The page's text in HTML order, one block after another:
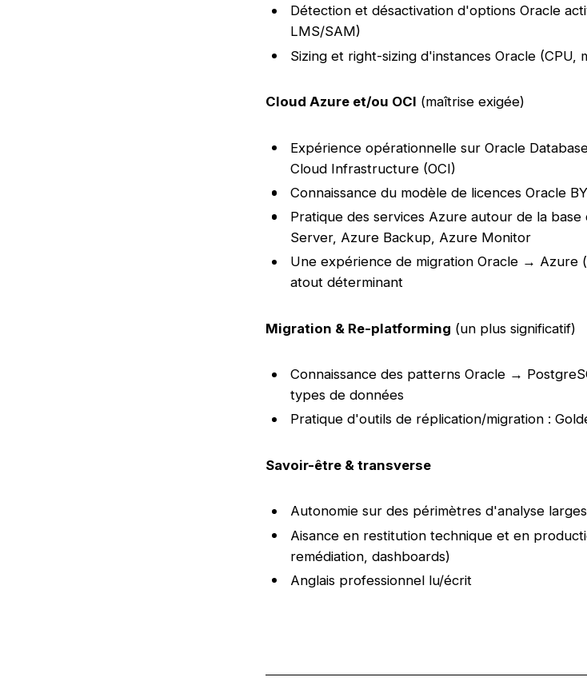
Détection et désactivation d'options Oracle
LMS/SAM)
Sizing et right-sizing d'instances Oracle (CPU,
Cloud Azure et/ou OCI (maîtrise exigée)
Expérience opérationnelle sur Oracle
Cloud Infrastructure (OCI)
Connaissance du modèle de licences Oracle
Pratique des services Azure autour de la
Server, Azure Backup, Azure Monitor
Une expérience de migration Oracle → Azure
atout déterminant
Migration & Re-platforming (un plus significatif)
Connaissance des patterns Oracle →
types de données
Pratique d'outils de réplication/migration :
Savoir-être & transverse
Autonomie sur des périmètres d'analyse
Aisance en restitution technique et en
remédiation, dashboards)
Anglais professionnel lu/écrit